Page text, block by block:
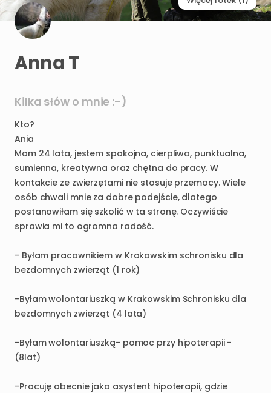
Anna T
Kilka słów o mnie :-)
Kto?
Ania
Mam 24 lata​,​ jestem spokojna​,​ cierpliwa​,​ punktualna​,​
sumienna​,​ kreatywna oraz chętna do pracy. W
kontakcie ze zwierzętami nie stosuje przemocy.Wiele
osób chwali mnie za dobre podejście​,​ dlatego
postanowiłam się szkolić w ta stronę. Oczywiście
sprawia mi to ogromna radość.
- Byłam pracownikiem w Krakowskim schronisku dla
bezdomnych zwierząt (1 rok)
-Byłamwolontariuszką w Krakowskim Schronisku dla
bezdomnych zwierząt (4 lata)
-Byłamwolontariuszką- pomoc przy hipoterapii -
(8lat)
-Pracuję obecnie jako asystent hipoterapii​,​ gdzie